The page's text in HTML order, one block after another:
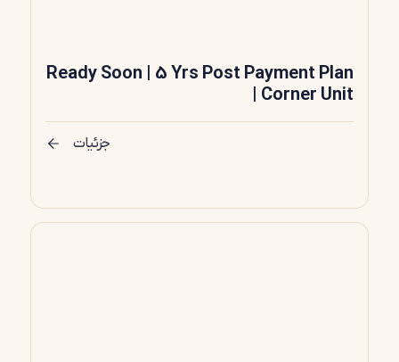
Ready Soon | 5 Yrs Post Payment Plan
| Corner Unit
جزئیات